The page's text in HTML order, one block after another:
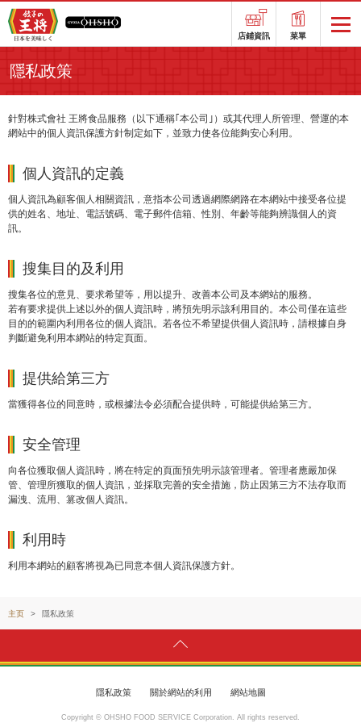
店鋪資訊 菜單
隱私政策
針對株式會社 王將食品服務（以下通稱｢本公司｣）或其代理人所管理、營運的本
網站中的個人資訊保護方針制定如下，並致力使各位能夠安心利用。
個人資訊的定義
個人資訊為顧客個人相關資訊，意指本公司透過網際網路在本網站中接受各位提
供的姓名、地址、電話號碼、電子郵件信箱、性別、年齡等能夠辨識個人的資
訊。
搜集目的及利用
搜集各位的意見、要求希望等，用以提升、改善本公司及本網站的服務。
若有要求提供上述以外的個人資訊時，將預先明示該利用目的。本公司僅在這些
目的的範圍內利用各位的個人資訊。若各位不希望提供個人資訊時，請根據自身
判斷避免利用本網站的特定頁面。
提供給第三方
當獲得各位的同意時，或根據法令必須配合提供時，可能提供給第三方。
安全管理
向各位獲取個人資訊時，將在特定的頁面預先明示該管理者。管理者應嚴加保
管、管理所獲取的個人資訊，並採取完善的安全措施，防止因第三方不法存取而
漏洩、流用、篡改個人資訊。
利用時
利用本網站的顧客將視為已同意本個人資訊保護方針。
主页 隱私政策
隱私政策 關於網站的利用 網站地圖
Copyright © OHSHO FOOD SERVICE Corporation. All rights reserved.